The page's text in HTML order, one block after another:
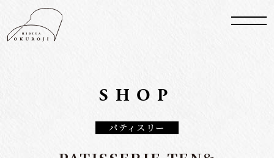
SHOP
パティスリー